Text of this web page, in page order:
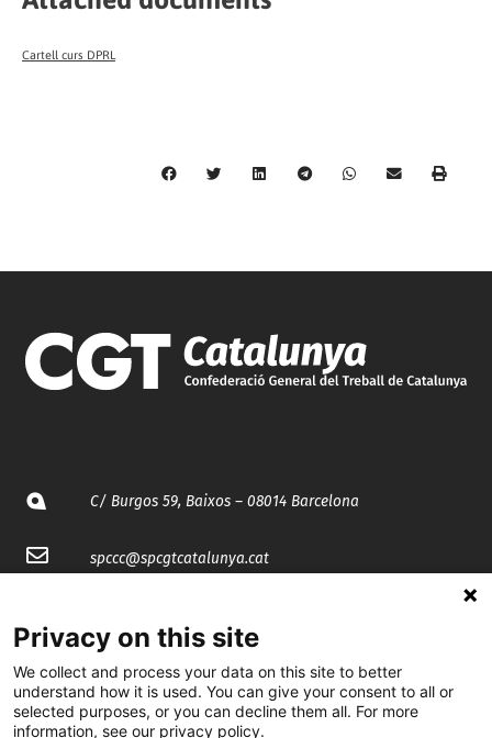
Cartell curs DPRL
C/ Burgos 59, Baixos – 08014 Barcelona
spccc@spcgtcatalunya.cat
@CGTCatalunya
cgtcatalunya
Privacy on this site
We collect and process your data on this site to better
understand how it is used. You can give your consent to all or
selected purposes, or you can decline them all. For more
information, see our privacy policy.